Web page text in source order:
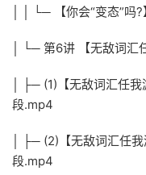
│ │ └─ 【你会“变态”吗
│ └─ 第6讲 【无敌词
│ ├─ (1)【无敌词汇任
段.mp4
│ ├─ (2)【无敌词汇任
段.mp4